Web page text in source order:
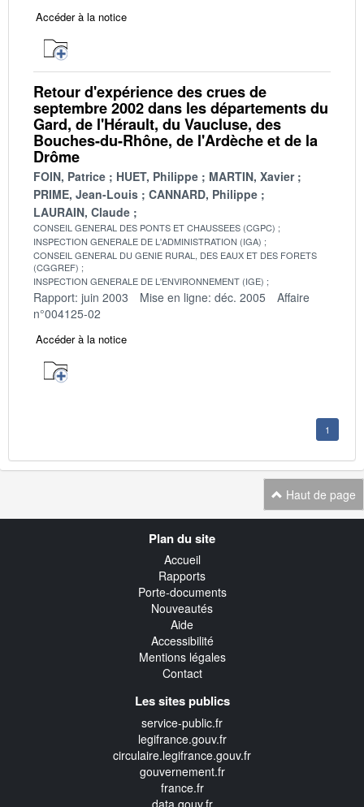
Accéder à la notice
Retour d'expérience des crues de
septembre 2002 dans les départements du
Gard, de l'Hérault, du Vaucluse, des
Bouches-du-Rhône, de l'Ardèche et de la
Drôme
FOIN, Patrice HUET, Philippe
MARTIN, Xavier
PRIME, Jean-Louis
CANNARD, Philippe
LAURAIN, Claude
CONSEIL GENERAL DES PONTS ET CHAUSSEES (CGPC)
INSPECTION GENERALE DE L'ADMINISTRATION (IGA)
CONSEIL GENERAL DU GENIE RURAL, DES EAUX ET DES FORETS
(CGGREF)
INSPECTION GENERALE DE L'ENVIRONNEMENT (IGE)
Rapport: juin 2003 Mise en ligne: déc. 2005
Affaire
n°004125-02
Accéder à la notice
1
Haut de page
Plan du site
Accueil
Rapports
Porte-documents
Nouveautés
Aide
Accessibilité
Mentions légales
Contact
Les sites publics
service-public.fr
legifrance.gouv.fr
circulaire.legifrance.gouv.fr
gouvernement.fr
france.fr
data.gouv.fr